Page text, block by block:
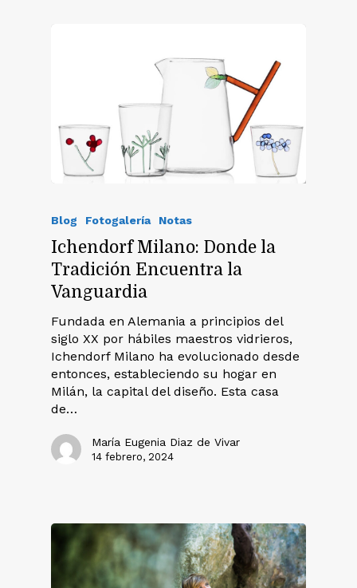
Blog Fotogalería Notas
Ichendorf Milano: Donde la
Tradición Encuentra la
Vanguardia
Fundada en Alemania a principios del
siglo XX por hábiles maestros vidrieros,
Ichendorf Milano ha evolucionado desde
entonces, estableciendo su hogar en
Milán, la capital del diseño. Esta casa
de…
María Eugenia Diaz de Vivar
14 febrero, 2024